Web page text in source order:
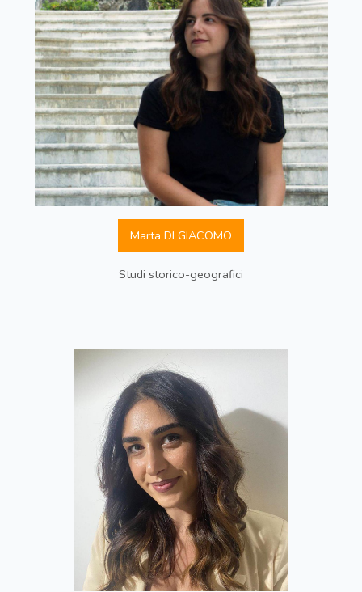
Marta DI GIACOMO
Studi storico-geografici